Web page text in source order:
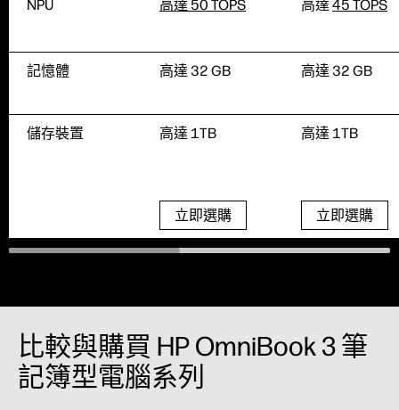
NPU
記憶體
儲存裝置
高達 50 TOPS
高達 32 GB
高達 1TB
立即選購
高達 45 TOPS
高達 32 GB
高達 1TB
立即選購
比較與購買 HP OmniBook 3 筆
記簿型電腦系列